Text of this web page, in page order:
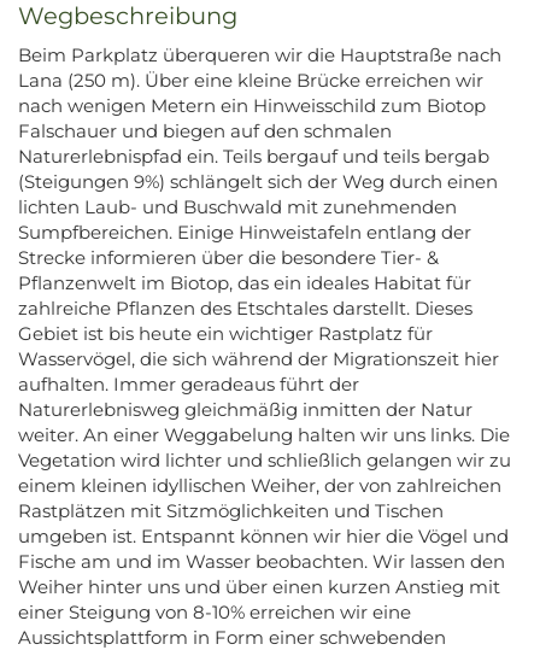
Wegbeschreibung
Beim Parkplatz überqueren wir die Hauptstraße nach
Lana (250 m). Über eine kleine Brücke erreichen wir
nach wenigen Metern ein Hinweisschild zum Biotop
Falschauer und biegen auf den schmalen
Naturerlebnispfad ein. Teils bergauf und teils bergab
(Steigungen 9%) schlängelt sich der Weg durch einen
lichten Laub- und Buschwald mit zunehmenden
Sumpfbereichen. Einige Hinweistafeln entlang der
Strecke informieren über die besondere Tier- &
Pflanzenwelt im Biotop, das ein ideales Habitat für
zahlreiche Pflanzen des Etschtales darstellt. Dieses
Gebiet ist bis heute ein wichtiger Rastplatz für
Wasservögel, die sich während der Migrationszeit hier
aufhalten. Immer geradeaus führt der
Naturerlebnisweg gleichmäßig inmitten der Natur
weiter. An einer Weggabelung halten wir uns links. Die
Vegetation wird lichter und schließlich gelangen wir zu
einem kleinen idyllischen Weiher, der von zahlreichen
Rastplätzen mit Sitzmöglichkeiten und Tischen
umgeben ist. Entspannt können wir hier die Vögel und
Fische am und im Wasser beobachten. Wir lassen den
Weiher hinter uns und über einen kurzen Anstieg mit
einer Steigung von 8-10% erreichen wir eine
Aussichtsplattform in Form einer schwebenden